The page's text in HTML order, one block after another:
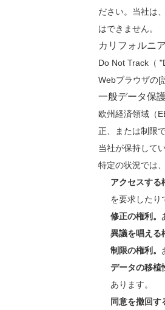
ださい。当社は
はできません。
カリフォルニ
Do Not Track（
Webブラウザの[
一般データ保
欧州経済領域（
正、または制限
当社が保持して
特定の状況では
アクセスする
を要求したり
修正の権利。
異議を唱える
制限の権利。
データの移植
あります。
同意を撤回す